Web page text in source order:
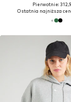
Pierwotnie:
Ostatnia najniższa